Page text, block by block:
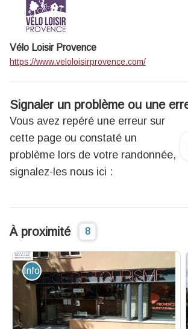
Vélo Loisir Provence
https://www.veloloisirprovence.com/
Signaler un problème ou une
Vous avez repéré une erreur sur
cette page ou constaté un
problème lors de votre randonnée,
signalez-les nous ici :
À proximité 8
Information - Service